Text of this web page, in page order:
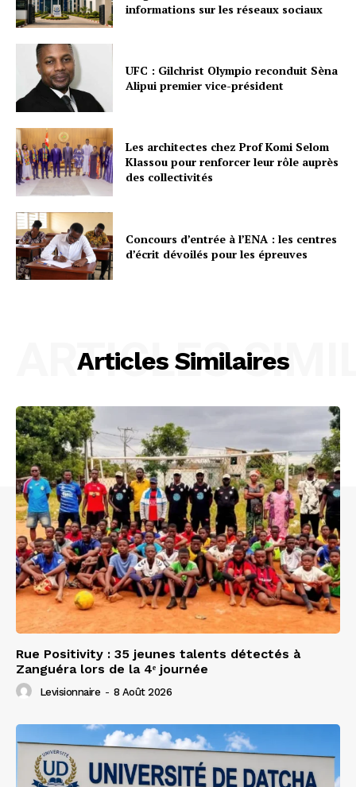
informations sur les réseaux sociaux
UFC : Gilchrist Olympio reconduit Sèna
Alipui premier vice-président
Les architectes chez Prof Komi Selom
Klassou pour renforcer leur rôle auprès
des collectivités
Concours d’entrée à l’ENA : les centres
d’écrit dévoilés pour les épreuves
Articles Similaires
ARTICLES
Rue Positivity : 35 jeunes talents détectés à
Zanguéra lors de la 4ᵉ journée
Levisionnaire - 8 Août 2026